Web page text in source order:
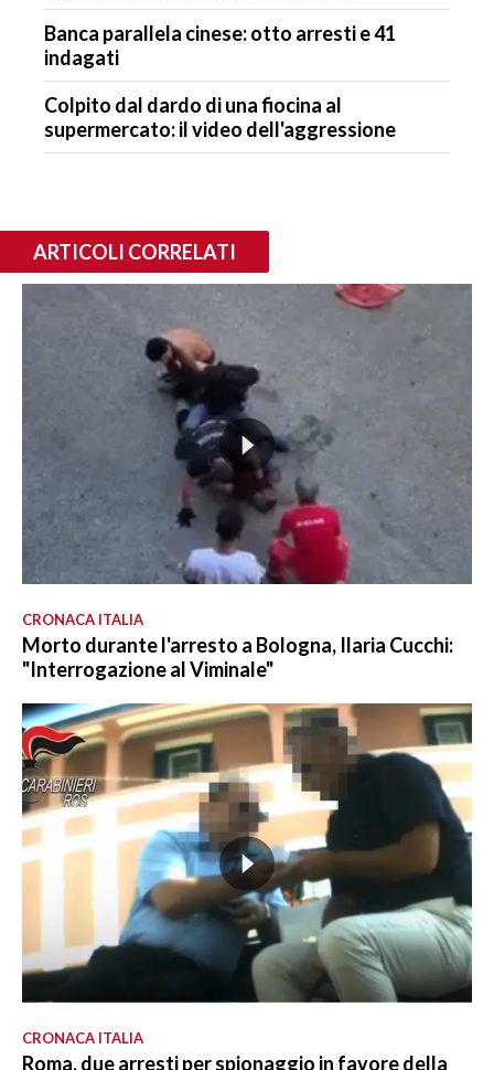
Banca parallela cinese: otto arresti e 41
indagati
Colpito dal dardo di una fiocina al
supermercato: il video dell'aggressione
ARTICOLI CORRELATI
CRONACA ITALIA
Morto durante l'arresto a Bologna, Ilaria Cucchi:
"Interrogazione al Viminale"
CRONACA ITALIA
Roma, due arresti per spionaggio in favore della